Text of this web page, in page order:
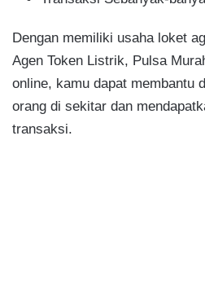
Dengan memiliki usaha loket
Agen Token Listrik, Pulsa
online, kamu dapat membantu
orang di sekitar dan
transaksi.